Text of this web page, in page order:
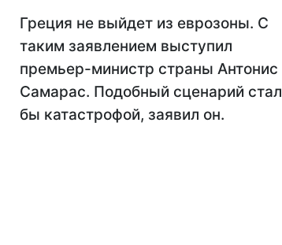
Греция не выйдет из еврозоны. С
таким заявлением выступил
премьер-министр страны Антонис
Самарас. Подобный сценарий стал
бы катастрофой, заявил он.